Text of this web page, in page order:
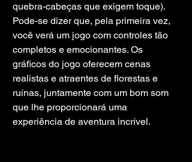
quebra-cabeças que exigem toque).
Pode-se dizer que, pela primeira vez,
você verá um jogo com controles tão
completos e emocionantes. Os
gráficos do jogo oferecem cenas
realistas e atraentes de florestas e
ruínas, juntamente com um bom som
que lhe proporcionará uma
experiência de aventura incrível.